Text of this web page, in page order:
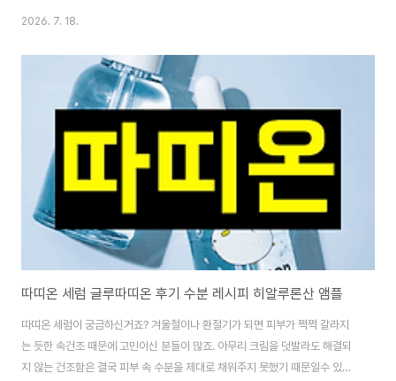
두릅과 마늘 등 천연식물재료를 함께 발효하여 활력개선제로 널리 알려진 산화
가 정확하게 무엇인지와 관절과 관련한 효능은 무엇이며, 판매처, 가격, 성분,
복용법, 부작용, 후기까지 소상하게 정리해 볼께요. 땃두릅엔오란?땃두릅은 말
그대로 두릅의 일종으로 천삼으로도 불리며 사표닌이 풍부해 인삼과 버금가는
사표닌과 플라보노이드를 함유하고 있다고 합니다. 이 땃두릅 자체로도 혈당
및 혈압조절, 면역 및 피로개선, 관절..
2026. 7. 18.
따띠온 세럼 글루따띠온 후기 수분 레시피 히알루론산 앰플
따띠온 세럼이 궁금하신거죠? 겨울철이나 환절기가 되면 피부가 쩍쩍 갈라지
는 듯한 속건조 때문에 고민이신 분들이 많죠. 아무리 크림을 덧발라도 해결되
지 않는 건조함은 결국 피부 속 수분을 제대로 채워주지 못했기 때문일수 있는